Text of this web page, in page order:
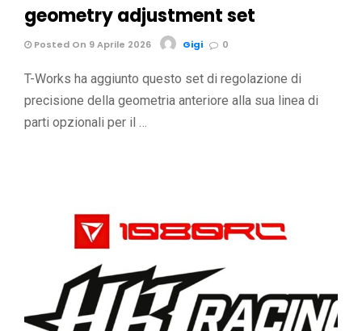
geometry adjustment set
Posted On 9 Aprile 2026 Gigi 0
T-Works ha aggiunto questo set di regolazione di
precisione della geometria anteriore alla sua linea di
parti opzionali per il …